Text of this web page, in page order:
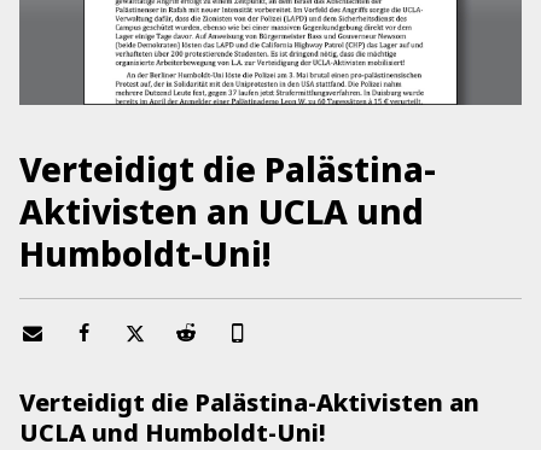
Verteidigt die Palästina-
Aktivisten an UCLA und
Humboldt-Uni!
Verteidigt die Palästina-Aktivisten an
UCLA und Humboldt-Uni!